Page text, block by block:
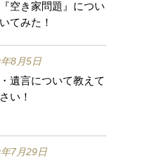
空き家問題』につい
てみた！
8月5日
遺言について教えて
い！
7月29日